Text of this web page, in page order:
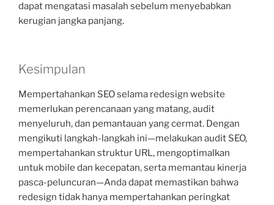
dapat mengatasi masalah sebelum menyebabkan
kerugian jangka panjang.
Kesimpulan
Mempertahankan SEO selama redesign website
memerlukan perencanaan yang matang, audit
menyeluruh, dan pemantauan yang cermat. Dengan
mengikuti langkah-langkah ini—melakukan audit SEO,
mempertahankan struktur URL, mengoptimalkan
untuk mobile dan kecepatan, serta memantau kinerja
pasca-peluncuran—Anda dapat memastikan bahwa
redesign tidak hanya mempertahankan peringkat